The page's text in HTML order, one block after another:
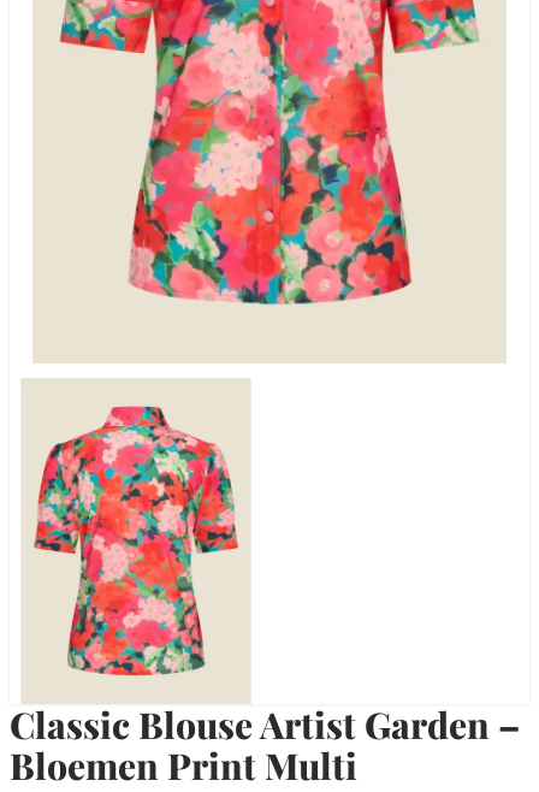
Classic Blouse Artist Garden –
Bloemen Print Multi